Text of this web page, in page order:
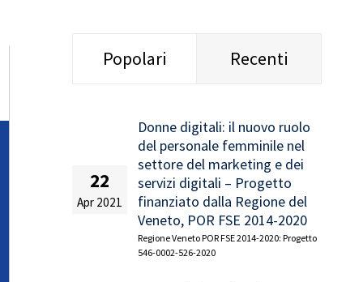
Popolari Recenti
22
Apr 2021
Donne digitali: il nuovo ruolo
del personale femminile nel
settore del marketing e dei
servizi digitali – Progetto
finanziato dalla Regione del
Veneto, POR FSE 2014-2020
Regione Veneto POR FSE 2014-2020: Progetto
546-0002-526-2020